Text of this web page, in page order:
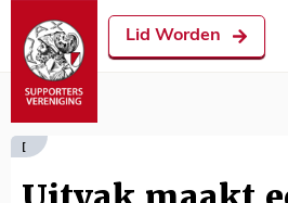
Lid Worden
[